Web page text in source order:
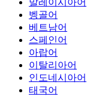
말레이시아어
벵골어
베트남어
스페인어
아랍어
이탈리아어
인도네시아어
태국어